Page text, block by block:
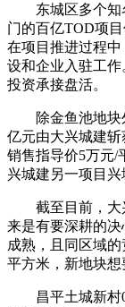
东城区多个知
门的百亿TOD项
在项目推进过程
设和企业入驻工
投资承接盘活。
除金鱼池地块外
亿元由大兴城建斩
销售指导价5万元/
兴城建另一项目兴
截至目前，大
来是有要深耕的
成熟，且同区域
平方米，新地块想
昌平土城新村